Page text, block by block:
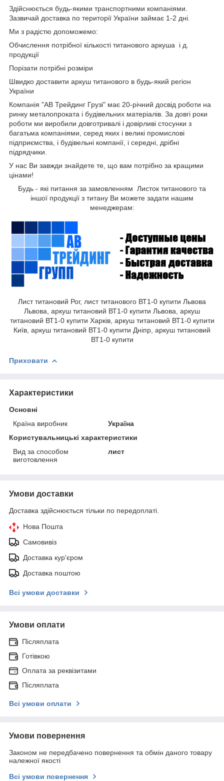
Здійснюється будь-якими транспортними компаніями.
Зазвичай доставка по території України займає 1-2 дні.
Ми з радістю допоможемо:
Обчислення потрібної кількості титанового аркуша і д.
продукції
Порізати потрібні розміри
Швидко доставити аркуш титанового в будь-який регіон
України
Компанія "АВ Трейдинг Грузі" має 20-річний досвід роботи на
ринку металопроката і будівельних матеріалів. За довгі роки
роботи ми виробили довготривалі і довірливі стосунки з
багатьма компаніями, серед яких і великі промислові
підприємства, і будівельні компанії, і середні, дрібні
підрядчики.
У нас Ви завжди знайдете те, що вам потрібно за кращими
цінами!
Будь - які питання за замовленням Листок титанового та
іншої продукції з титану Ви можете задати нашим
менеджерам:
Лист титановий Рог, лист титанового ВТ1-0 купити Львова
Львова, аркуш титановий ВТ1-0 купити Львова, аркуш
титановий ВТ1-0 купити Харків, аркуш титановий ВТ1-0 купити
Київ, аркуш титановий ВТ1-0 купити Дніпр, аркуш титановий
ВТ1-0 купити
Приховати
Характеристики
Основні
Країна виробник
Україна
Користувальницькі характеристики
Вид за способом
виготовлення
лист
Умови доставки
Доставка здійснюється тільки по передоплаті.
Нова Пошта
Самовивіз
Доставка кур'єром
Доставка поштою
Всі умови доставки
Умови оплати
Післяплата
Готівкою
Оплата за реквізитами
Післяплата
Всі умови оплати
Умови повернення
Законом не передбачено повернення та обмін даного товару
належної якості
Всі умови повернення